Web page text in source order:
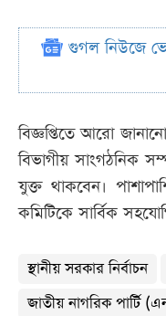
গুগল নিউজে
বিজ্ঞপ্তিতে আরো
বিভাগীয় সাংগঠনিক
যুক্ত থাকবেন।
কমিটিকে সার্বিক
স্থানীয় সরকার নির্বাচন
জাতীয় নাগরিক পার্টি